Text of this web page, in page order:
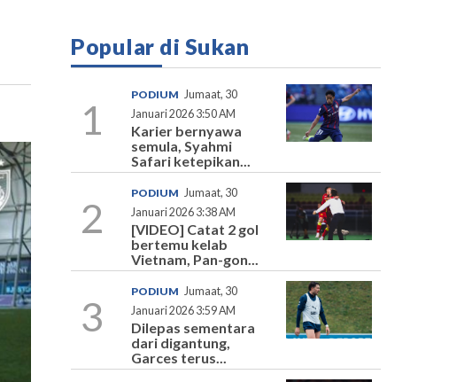
Popular di Sukan
1
PODIUM Jumaat, 30
Januari 2026 3:50 AM
Karier bernyawa
semula, Syahmi
Safari ketepikan...
2
PODIUM Jumaat, 30
Januari 2026 3:38 AM
[VIDEO] Catat 2 gol
bertemu kelab
Vietnam, Pan-gon...
3
PODIUM Jumaat, 30
Januari 2026 3:59 AM
Dilepas sementara
dari digantung,
Garces terus...